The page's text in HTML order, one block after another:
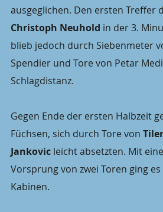
ausgeglichen. Den ersten Treffer
Christoph Neuhold in der 3.
blieb jedoch durch Siebenmeter
Spendier und Tore von Petar
Schlagdistanz.
Gegen Ende der ersten Halbzeit
Füchsen, sich durch Tore von
Jankovic leicht absetzten. Mit
Vorsprung von zwei Toren ging
Kabinen.